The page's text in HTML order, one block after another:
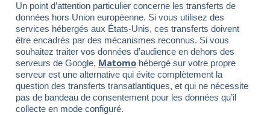
Un point d’attention particulier concerne les transferts de
données hors Union européenne. Si vous utilisez des
services hébergés aux États-Unis, ces transferts doivent
être encadrés par des mécanismes reconnus. Si vous
souhaitez traiter vos données d’audience en dehors des
serveurs de Google, Matomohébergé sur votre propre
serveur est une alternative qui évite complètement la
question des transferts transatlantiques, et qui ne nécessite
pas de bandeau de consentement pour les données qu’il
collecte en mode configuré.